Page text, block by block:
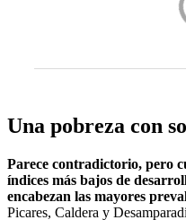
Una pobreza con
Parece contradictorio, pero
índices más bajos de
encabezan las mayores
Picares, Caldera y